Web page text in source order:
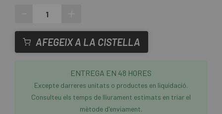
AFEGEIX A LA CISTELLA
ENTREGA EN 48 HORES
Excepte darreres unitats o productes en liquidació.
Consulteu els temps de lliurament estimats en triar el
mètode d'enviament.